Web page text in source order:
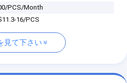
PCS/Month
16/PCS
見て下さい